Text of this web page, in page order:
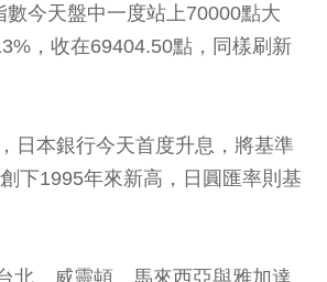
數今天盤中一度站上70000點大
，收在69404.50點，同樣刷新
日本銀行今天首度升息，將基準
下1995年來新高，日圓匯率則基
北、威靈頓、馬來西亞與雅加達